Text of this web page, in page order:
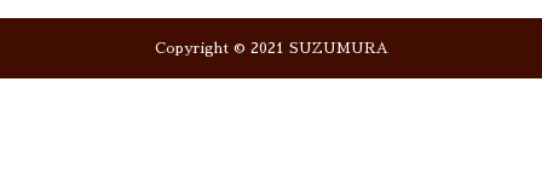
Copyright © 2021 SUZUMURA